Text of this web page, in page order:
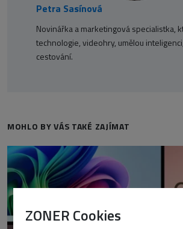
ZONER Cookies
Petra Sasínová
Novinářka a marketingová specialistka,
technologie, videohry, umělou
cestování.
MOHLO BY VÁS TAKÉ ZAJÍMAT